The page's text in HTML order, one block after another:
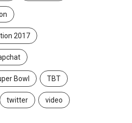
2017
Bowl TBT
twitter video